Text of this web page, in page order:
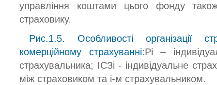
управління коштами цього фонду
страховику.
Рис.1.5. Особливості організації
комерційному страхуванні:Pі –
страхувальника; ІСЗі - індивідуальне
між страховиком та і-м страхувальником.